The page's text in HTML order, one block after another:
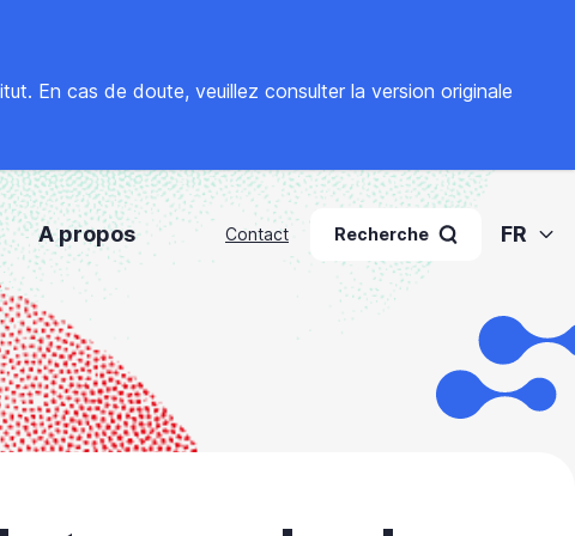
En cas de doute, veuillez consulter la version originale
A propos Contact Recherche FR